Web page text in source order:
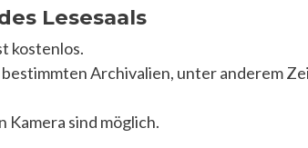
Lesesaals
kostenlos.
Archivalien, unter anderem
sind möglich.